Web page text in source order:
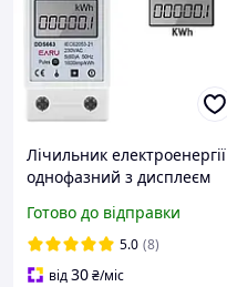
Лічильник електроенергії
однофазний з дисплеєм
EARU ELECTRIС, 5(60)А,
50/60Hz
Готово до відправки
5.0 (8)
від30₴/міс